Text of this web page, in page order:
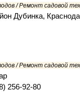
/ Ремонт садовой
Дубинка,
/ Ремонт садовой
256-92-80